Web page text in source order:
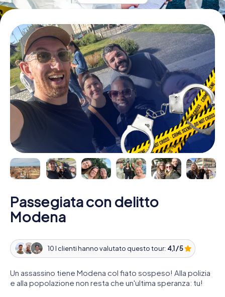
Passegiata con delitto
Modena
10 I clienti hanno valutato questo tour: 4,1 / 5
Un assassino tiene Modena col fiato sospeso! Alla polizia
e alla popolazione non resta che un'ultima speranza: tu!